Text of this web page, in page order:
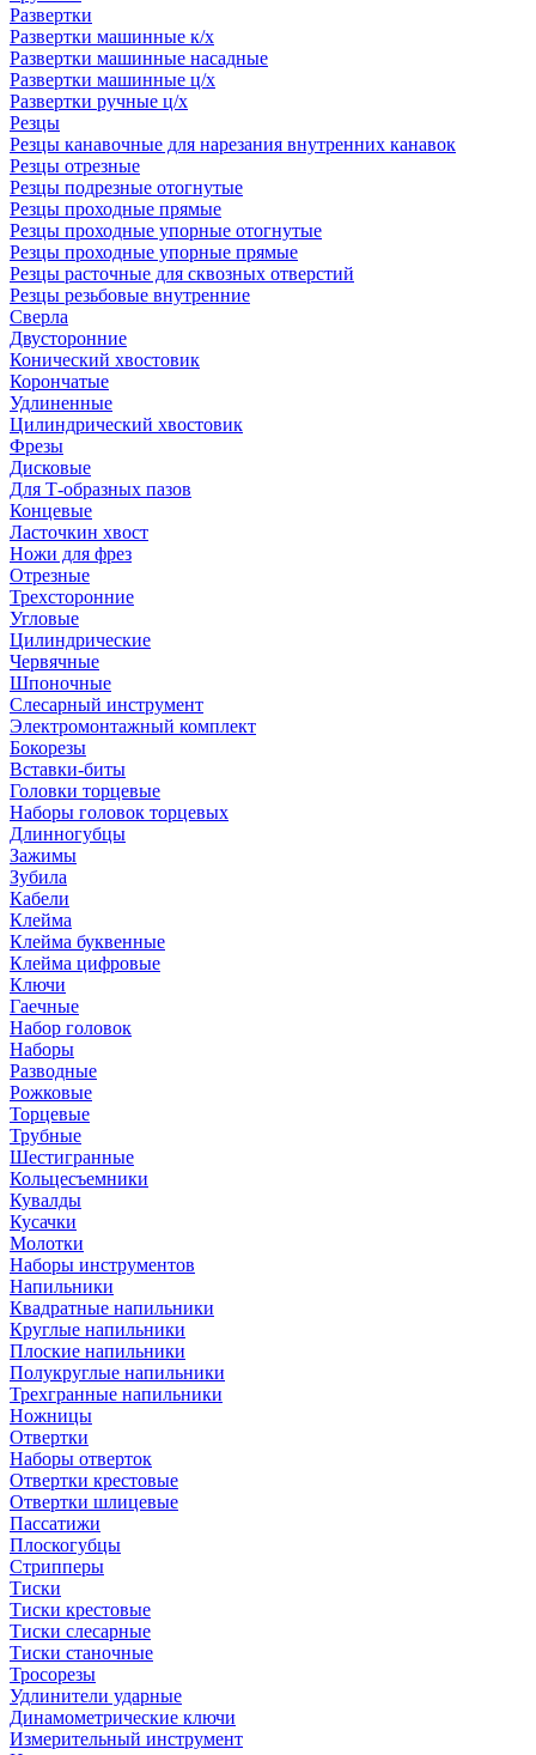
Развертки
Развертки машинные к/х
Развертки машинные насадные
Развертки машинные ц/х
Развертки ручные ц/х
Резцы
Резцы канавочные для нарезания внутренних канавок
Резцы отрезные
Резцы подрезные отогнутые
Резцы проходные прямые
Резцы проходные упорные отогнутые
Резцы проходные упорные прямые
Резцы расточные для сквозных отверстий
Резцы резьбовые внутренние
Сверла
Двусторонние
Конический хвостовик
Корончатые
Удлиненные
Цилиндрический хвостовик
Фрезы
Дисковые
Для Т-образных пазов
Концевые
Ласточкин хвост
Ножи для фрез
Отрезные
Трехсторонние
Угловые
Цилиндрические
Червячные
Шпоночные
Слесарный инструмент
Электромонтажный комплект
Бокорезы
Вставки-биты
Головки торцевые
Наборы головок торцевых
Длинногубцы
Зажимы
Зубила
Кабели
Клейма
Клейма буквенные
Клейма цифровые
Ключи
Гаечные
Набор головок
Наборы
Разводные
Рожковые
Торцевые
Трубные
Шестигранные
Кольцесъемники
Кувалды
Кусачки
Молотки
Наборы инструментов
Напильники
Квадратные напильники
Круглые напильники
Плоские напильники
Полукруглые напильники
Трехгранные напильники
Ножницы
Отвертки
Наборы отверток
Отвертки крестовые
Отвертки шлицевые
Пассатижи
Плоскогубцы
Стрипперы
Тиски
Тиски крестовые
Тиски слесарные
Тиски станочные
Тросорезы
Удлинители ударные
Динамометрические ключи
Измерительный инструмент